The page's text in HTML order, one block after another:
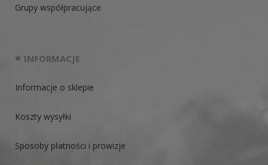
Grupy współpracujące
INFORMACJE
Informacje o sklepie
Koszty wysyłki
Sposoby płatności i prowizje